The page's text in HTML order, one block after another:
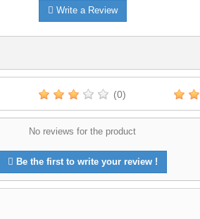
Write a Review
(0)
No reviews for the product
Be the first to write your review !